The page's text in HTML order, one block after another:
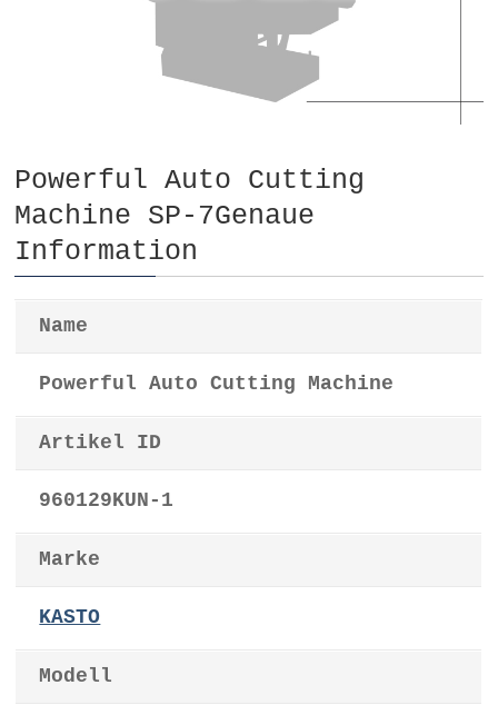
Powerful Auto Cutting
Machine SP-7Genaue
Information
Name
Powerful Auto Cutting Machine
Artikel ID
960129KUN-1
Marke
KASTO
Modell